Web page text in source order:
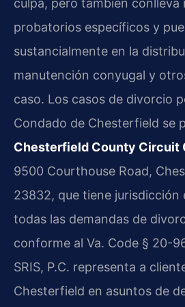
culpa, pero también conlleva
probatorios específicos y
sustancialmente en la
manutención conyugal y
caso. Los casos de divorcio
Condado de Chesterfield se
Chesterfield County Circuit
9500 Courthouse Road,
23832, que tiene jurisdicción
todas las demandas de
conforme al Va. Code § 20-
SRIS, P.C. representa a
Chesterfield en asuntos de